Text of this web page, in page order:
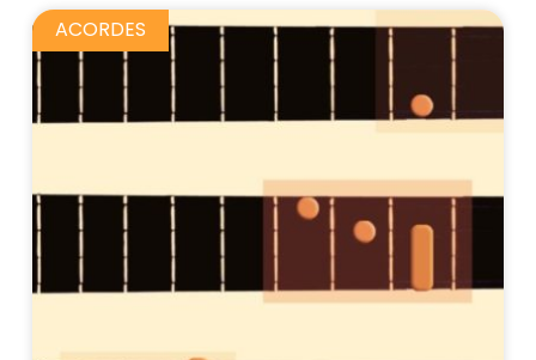
ACORDES